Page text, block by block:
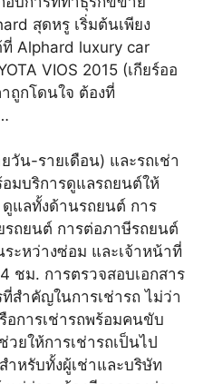
สุดหรู เริ่มต้นเพียง
Alphard luxury car
VIOS 2015 (เกียร์ออ
กโดนใจ ต้องที่
วัน-รายเดือน) และรถเช่า
มบริการดูแลรถยนต์ให้
แลทั้งด้านรถยนต์ การ
ถยนต์ การต่อภาษีรถยนต์
ะหว่างซ่อม และเจ้าหน้าที่
ชม. การตรวจสอบเอกสาร
สำคัญในการเช่ารถ ไม่ว่า
อการเช่ารถพร้อมคนขับ
วยให้การเช่ารถเป็นไป
ำหรับทั้งผู้เช่าและบริษัท